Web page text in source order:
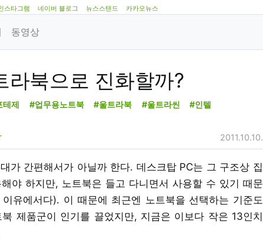
스타그램 네이버 블로그 뉴스스탠드 카카오뉴스
동영상
라북으로 진화할까?
테제 #업무용노트북 #울트라북 #울트라씬
#인텔
2011.10.10.
가 간편해서가 아닐까 한다. 데스크탑 PC는 그 구조상 집
야 하지만, 노트북은 들고 다니면서 사용할 수 있기 때문
유에서다). 이 때문에 최근엔 노트북을 선택하는 기준도
제품군이 인기를 끌었지만, 지금은 이보다 작은 13인치